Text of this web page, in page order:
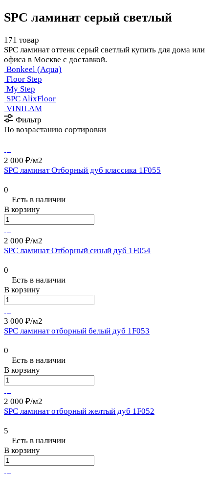
SPC ламинат серый светлый
171 товар
SPC ламинат оттенк серый светлый купить для дома или
офиса в Москве с доставкой.
Bonkeel (Aqua)
Floor Step
My Step
SPC AlixFloor
VINILAM
Фильтр
По возрастанию сортировки
2 000 ₽/м2
SPC ламинат Отборный дуб классика 1F055
0
Есть в наличии
В корзину
2 000 ₽/м2
SPC ламинат Отборный сизый дуб 1F054
0
Есть в наличии
В корзину
3 000 ₽/м2
SPC ламинат отборный белый дуб 1F053
0
Есть в наличии
В корзину
2 000 ₽/м2
SPC ламинат отборный желтый дуб 1F052
5
Есть в наличии
В корзину